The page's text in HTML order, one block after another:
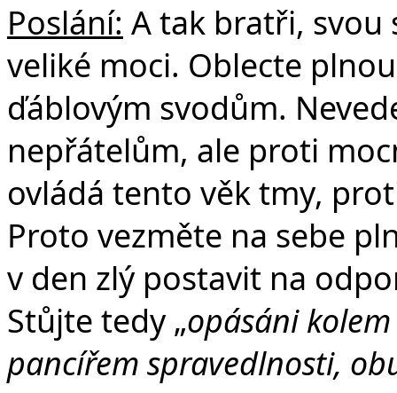
Poslání: A tak bratři, svou
veliké moci. Oblecte
ďáblovým svodům.
nepřátelům, ale proti
ovládá tento věk tmy,
Proto vezměte na sebe
v den zlý postavit na
Stůjte tedy „opásáni
pancířem spravedlnosti,